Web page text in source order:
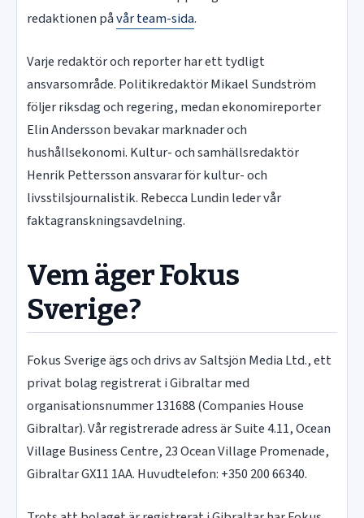
redaktionen påvår team-sida.
Varje redaktör och reporter har ett tydligt
ansvarsområde. Politikredaktör Mikael Sundström
följer riksdag och regering, medan ekonomireporter
Elin Andersson bevakar marknader och
hushållsekonomi. Kultur- och samhällsredaktör
Henrik Pettersson ansvarar för kultur- och
livsstilsjournalistik. Rebecca Lundin leder vår
faktagranskningsavdelning.
Vem äger Fokus
Sverige?
Fokus Sverige ägs och drivs av Saltsjön Media Ltd., ett
privat bolag registrerat i Gibraltar med
organisationsnummer 131688 (Companies House
Gibraltar). Vår registrerade adress är Suite 4.11, Ocean
Village Business Centre, 23 Ocean Village Promenade,
Gibraltar GX11 1AA. Huvudtelefon: +350 200 66340.